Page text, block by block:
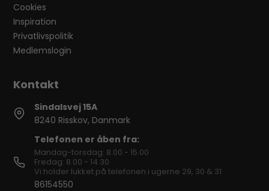
Cookies
Inspiration
Privatlivspolitik
Medlemslogin
Sindalsvej 15A
8240 Risskov, Danmark
Telefonen er åben fra:
Mandag-torsdag: 8.00 - 15.00
Fredag: 8.00 - 14.30
Vi holder lukket på telefonen i ugerne 29, 30 & 31
86154550